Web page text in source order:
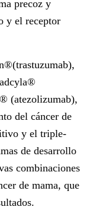
precoz y
y el receptor
(atezolizumab),
del cáncer de
y el triple-
de desarrollo
combinaciones
de mama, que